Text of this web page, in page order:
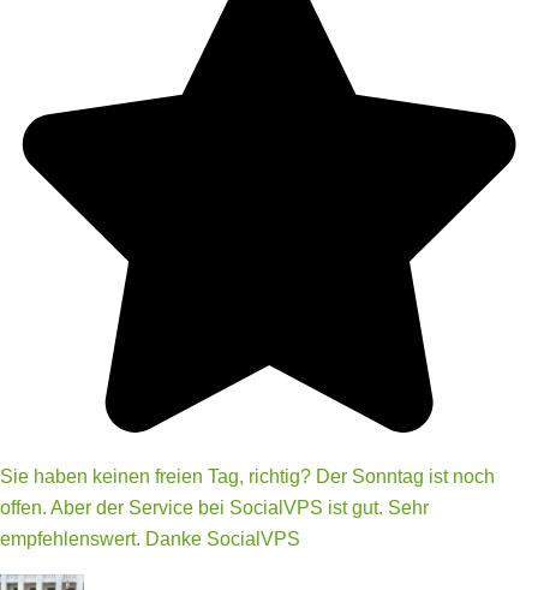
Sie haben keinen freien Tag, richtig? Der Sonntag ist noch
offen. Aber der Service bei SocialVPS ist gut. Sehr
empfehlenswert. Danke SocialVPS